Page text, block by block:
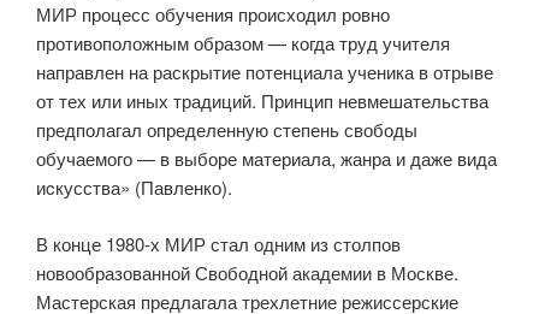
МИР процесс обучения происходил ровно
противоположным образом — когда труд учителя
направлен на раскрытие потенциала ученика в отрыве
от тех или иных традиций. Принцип невмешательства
предполагал определенную степень свободы
обучаемого — в выборе материала, жанра и даже вида
иcкусства» (Павленко).
В конце 1980-х МИР стал одним из столпов
новообразованной Свободной академии в Москве.
Мастерская предлагала трехлетние режиссерские